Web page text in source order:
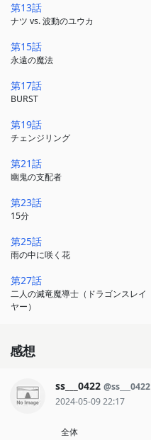
第13話
ナツ vs. 波動のユウカ
第15話
永遠の魔法
第17話
BURST
第19話
チェンジリング
第21話
幽鬼の支配者
第23話
15分
第25話
雨の中に咲く花
第27話
二人の滅竜魔導士（ドラゴンスレイ
ヤー）
感想
ss___0422 @ss___0422
2024-05-09 22:17
全体